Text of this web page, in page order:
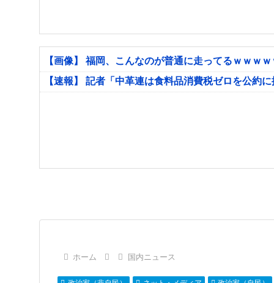
【画像】 福岡、こんなのが普通に走ってるｗｗｗ
【速報】 記者「中革連は食料品消費税ゼロを公約
ホーム 国内ニュース